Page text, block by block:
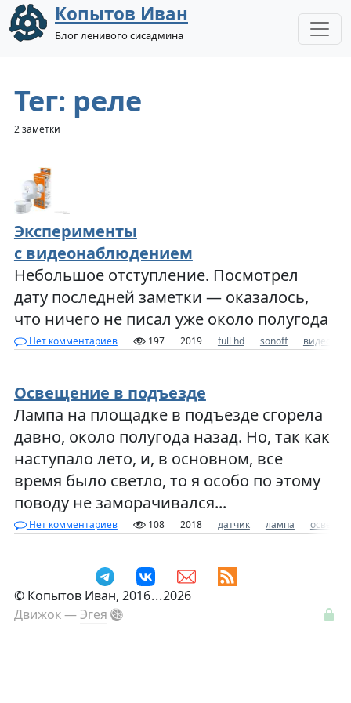
Копытов Иван
Блог ленивого сисадмина
Тег: реле
2 заметки
Эксперименты
с видеонаблюдением
Небольшое отступление. Посмотрел
дату последней заметки — оказалось,
что ничего не писал уже около полугода
Нет комментариев 197 2019 full hd sonoff
Освещение в подъезде
Лампа на площадке в подъезде сгорела
давно, около полугода назад. Но, так как
наступало лето, и, в основном, все
время было светло, то я особо по этому
поводу не заморачивался...
Нет комментариев 108 2018 датчик лампа
© Копытов Иван, 2016...2026
Движок —Эгея